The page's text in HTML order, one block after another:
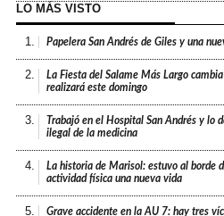
LO MÁS VISTO
1. Papelera San Andrés de Giles y una
2.
La Fiesta del Salame Más Largo
realizará este domingo
3.
Trabajó en el Hospital San Andrés y lo
ilegal de la medicina
4.
La historia de Marisol: estuvo al borde
actividad física una nueva vida
5. Grave accidente en la AU 7: hay tres